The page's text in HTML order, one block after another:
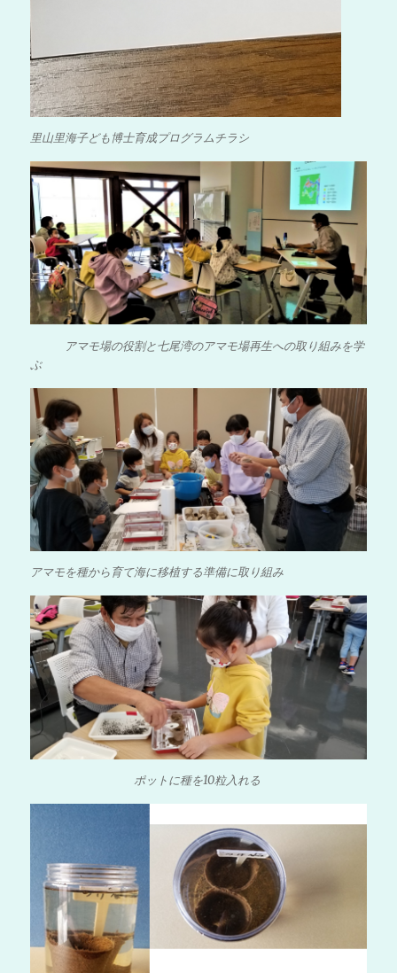
里山里海子ども博士育成プログラムチラシ
アマモ場の役割と七尾湾のアマモ場再生への取り組みを学
ぶ
アマモを種から育て海に移植する準備に取り組み
ポットに種を10粒入れる